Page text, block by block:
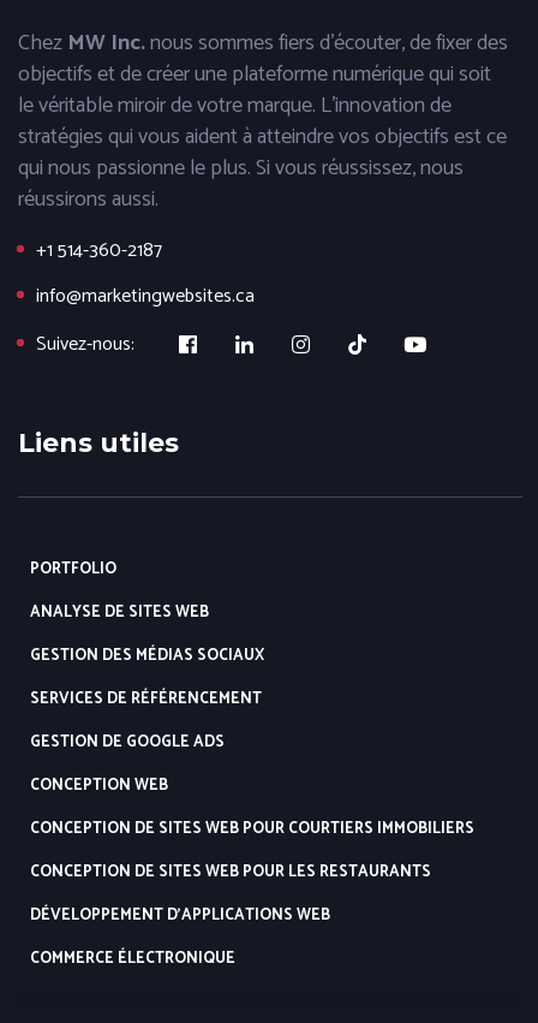
Chez MW Inc.nous sommes fiers d'écouter, de fixer des
objectifs et de créer une plateforme numérique qui soit
le véritable miroir de votre marque. L'innovation de
stratégies qui vous aident à atteindre vos objectifs est ce
qui nous passionne le plus. Si vous réussissez, nous
réussirons aussi.
+1 514-360-2187
info@marketingwebsites.ca
Suivez-nous:
Liens utiles
PORTFOLIO
ANALYSE DE SITES WEB
GESTION DES MÉDIAS SOCIAUX
SERVICES DE RÉFÉRENCEMENT
GESTION DE GOOGLE ADS
CONCEPTION WEB
CONCEPTION DE SITES WEB POUR COURTIERS IMMOBILIERS
CONCEPTION DE SITES WEB POUR LES RESTAURANTS
DÉVELOPPEMENT D’APPLICATIONS WEB
COMMERCE ÉLECTRONIQUE